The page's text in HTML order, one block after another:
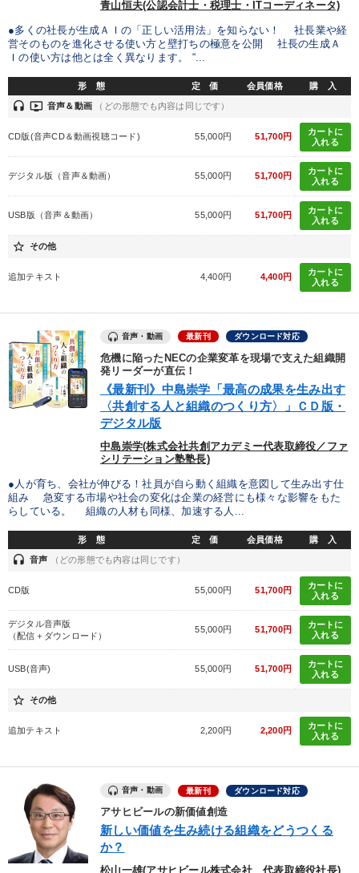
財務・数字力の向上 販売力を強化したい
キーワード
会社数字を学ぶ
※「更新」を押すと「カテゴリー」「目的別」「キーワード」を更新いただけます。
local_offer タグから探す refresh 更新する
タグ・キーワード
SDGs IT・デジタル活用 心を磨く 企業成長
一流人 相続・事業承継
企業再建 後継者 通信販売 サービス
MBA ランチェスター戦略 労務問題・リスク対策
生き方の指針 コミュニケーション 販売戦略
成功哲学 インバウンド 大竹愼一
※「更新」を押すと「タグ・キーワード」を更新いただけます。
青山恒夫(公認会計士・税理士・ITコーディネータ)
●多くの社長が生成ＡＩの「正しい活用法」を知らない！ 社長業や経
営そのものを進化させる使い方と壁打ちの極意を公開 社長の生成Ａ
Ｉの使い方は他とは全く異なります。 “...
形 態 定 価 会員価格 購 入
headset ondemand_video 音声＆動画 （どの形態でも内容は同じです）
CD版(音声CD＆動画視聴コード) 55,000円 51,700円
カートに
入れる
デジタル版（音声＆動画） 55,000円 51,700円
カートに
入れる
USB版（音声＆動画） 55,000円 51,700円
カートに
入れる
star_border その他
追加テキスト 4,400円 4,400円
カートに
入れる
音声・動画 最新刊 ダウンロード対応
危機に陥ったNECの企業変革を現場で支えた組織開
発リーダーが直伝！
《最新刊》中島崇学「最高の成果を生み出す
〈共創する人と組織のつくり方〉」ＣＤ版・
デジタル版
中島崇学(株式会社共創アカデミー代表取締役／ファ
シリテーション塾塾長)
●人が育ち、会社が伸びる！社員が自ら動く組織を意図して生み出す仕
組み 急変する市場や社会の変化は企業の経営にも様々な影響をもた
らしている。 組織の人材も同様、加速する人...
形 態 定 価 会員価格 購 入
headset 音声 （どの形態でも内容は同じです）
CD版 55,000円 51,700円
カートに
入れる
デジタル音声版
（配信＋ダウンロード）
55,000円 51,700円
カートに
入れる
USB(音声) 55,000円 51,700円
カートに
入れる
star_border その他
追加テキスト 2,200円 2,200円
カートに
入れる
音声・動画 最新刊 ダウンロード対応
アサヒビールの新価値創造
新しい価値を生み続ける組織をどうつくる
か？